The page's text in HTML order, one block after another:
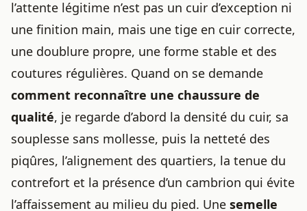
l’attente légitime n’est pas un cuir d’exception ni
une finition main, mais une tige en cuir correcte,
une doublure propre, une forme stable et des
coutures régulières. Quand on se demande
comment reconnaître une chaussure de
qualité, je regarde d’abord la densité du cuir, sa
souplesse sans mollesse, puis la netteté des
piqûres, l’alignement des quartiers, la tenue du
contrefort et la présence d’un cambrion qui évite
l’affaissement au milieu du pied. Une semelle